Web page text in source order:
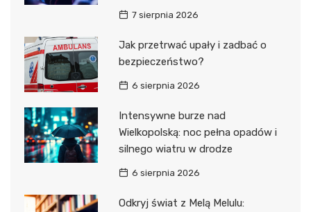
7 sierpnia 2026
Jak przetrwać upały i zadbać o
bezpieczeństwo?
6 sierpnia 2026
Intensywne burze nad
Wielkopolską: noc pełna opadów i
silnego wiatru w drodze
6 sierpnia 2026
Odkryj świat z Melą Melulu: